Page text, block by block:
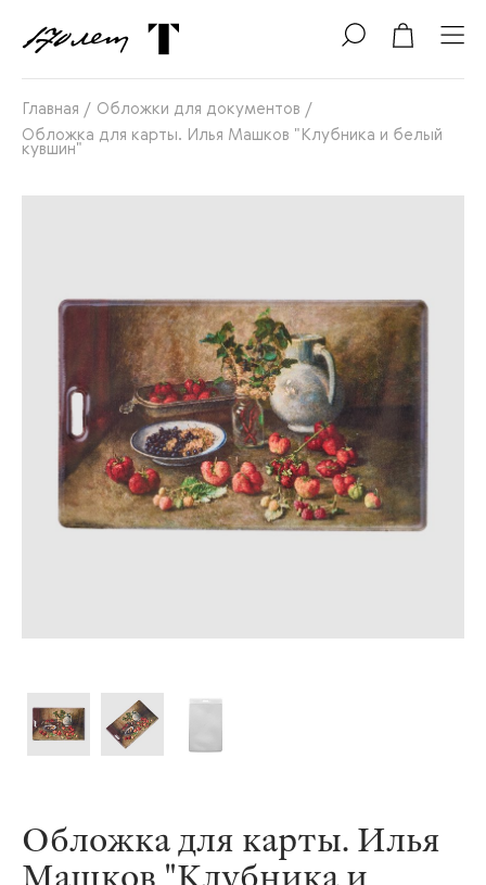
Главная / Обложки для документов /
Обложка для карты. Илья Машков "Клубника и белый
кувшин"
Обложка для карты. Илья